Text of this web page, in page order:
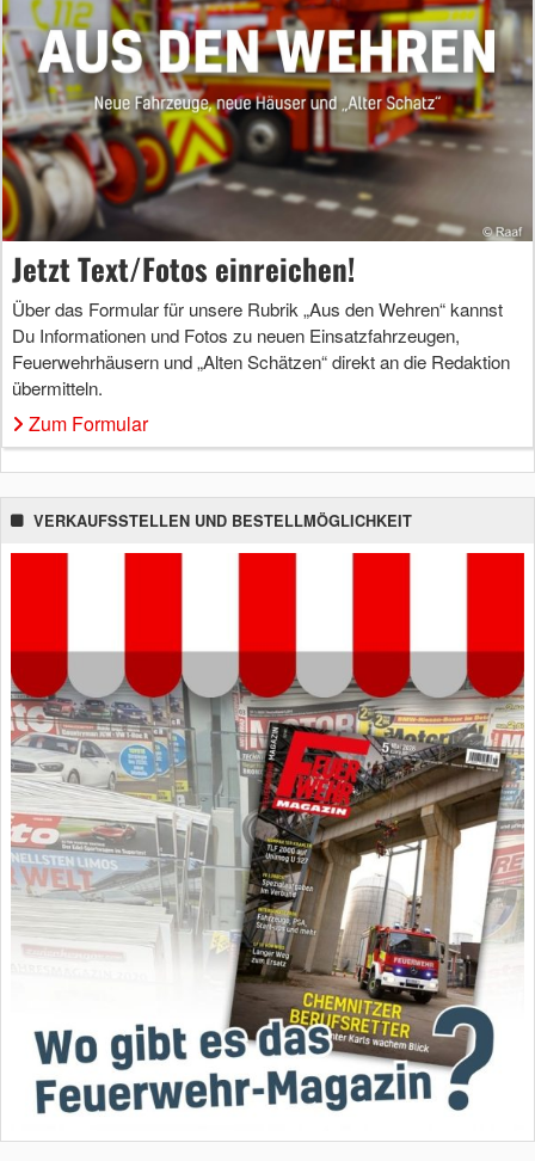
Jetzt Text/Fotos einreichen!
Über das Formular für unsere Rubrik „Aus den Wehren“ kannst
Du Informationen und Fotos zu neuen Einsatzfahrzeugen,
Feuerwehrhäusern und „Alten Schätzen“ direkt an die Redaktion
übermitteln.
Zum Formular
VERKAUFSSTELLEN UND BESTELLMÖGLICHKEIT